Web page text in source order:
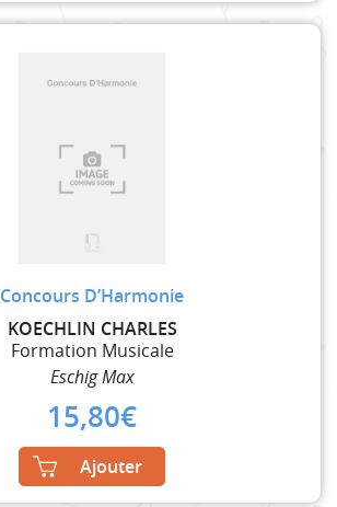
Concours D’Harmonie
KOECHLIN CHARLES
Formation Musicale
Eschig Max
15,80€
Ajouter